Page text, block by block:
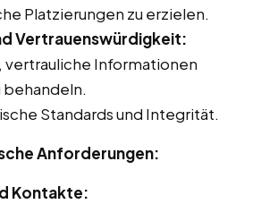
Platzierungen zu erzielen.
Vertrauenswürdigkeit:
vertrauliche Informationen
behandeln.
Standards und Integrität.
Anforderungen:
Kontakte: